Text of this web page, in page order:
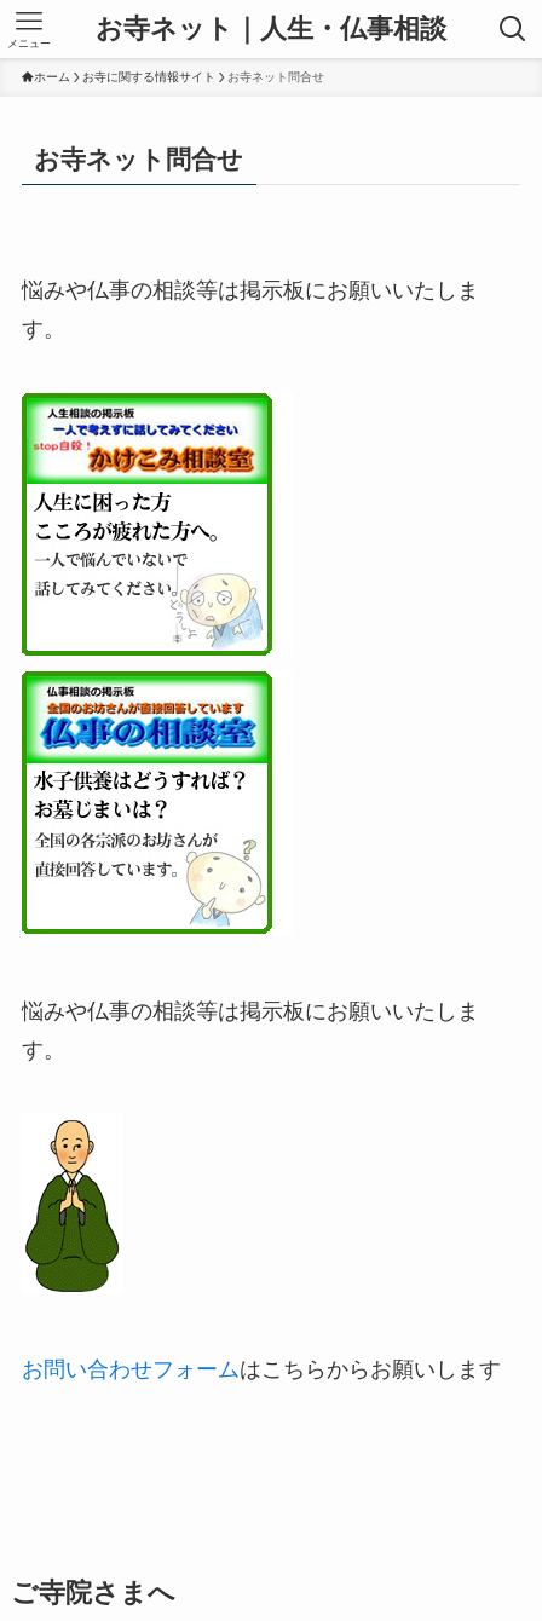
お寺ネット｜人生・仏事相談
メニュー
ホーム お寺に関する情報サイト お寺ネット問合せ
お寺ネット問合せ
悩みや仏事の相談等は掲示板にお願いいたしま
す。
悩みや仏事の相談等は掲示板にお願いいたしま
す。
お問い合わせフォームはこちらからお願いします
ご寺院さまへ